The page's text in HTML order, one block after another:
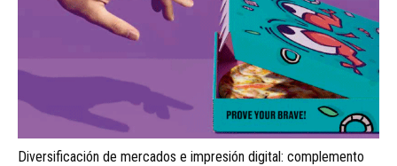
Diversificación de mercados e impresión digital: complemento